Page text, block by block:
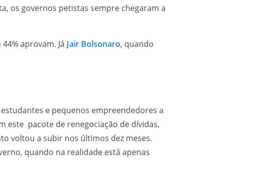
os governos petistas sempre chegaram a
aprovam. Já Jair Bolsonaro, quando
e pequenos empreendedores a
este pacote de renegociação de dívidas,
voltou a subir nos últimos dez meses.
quando na realidade está apenas